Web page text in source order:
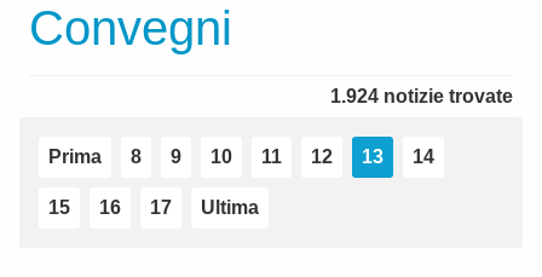
Convegni
1.924 notizie trovate
Prima 8 9 10 11 12 13 14
15 16 17 Ultima